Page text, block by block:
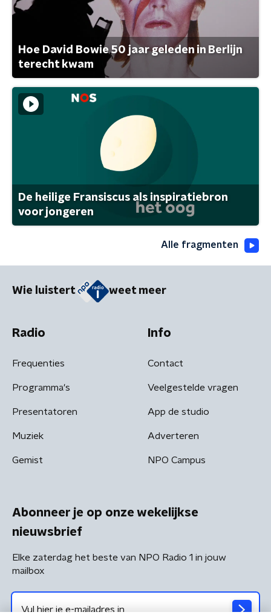
Hoe David Bowie 50 jaar geleden in Berlijn
terecht kwam
De heilige Fransiscus als inspiratiebron
voor jongeren
Alle fragmenten
Wie luistert weet meer
Radio
Frequenties
Programma's
Presentatoren
Muziek
Gemist
Info
Contact
Veelgestelde vragen
App de studio
Adverteren
NPO Campus
Abonneer je op onze wekelijkse
nieuwsbrief
Elke zaterdag het beste van NPO Radio 1 in jouw
mailbox